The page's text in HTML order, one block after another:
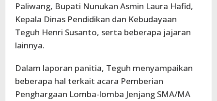
Paliwang, Bupati Nunukan Asmin Laura Hafid,
Kepala Dinas Pendidikan dan Kebudayaan
Teguh Henri Susanto, serta beberapa jajaran
lainnya.
Dalam laporan panitia, Teguh menyampaikan
beberapa hal terkait acara Pemberian
Penghargaan Lomba-lomba Jenjang SMA/MA